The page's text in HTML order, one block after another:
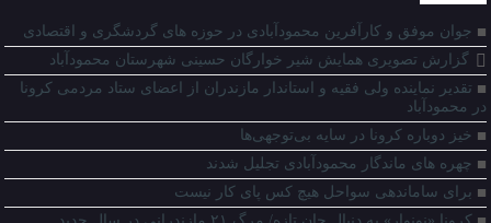
جوان موفق و کارآفرین محمودآبادی در حوزه های گردشگری و اقتصادی
گزارش تصویری همایش شیر خوارگان حسینی شهرستان محمودآباد
تقدیر نماینده ولی فقیه و استاندار مازندران از اعضای ستاد مردمی کرونا
در محمودآباد
خیز دوباره کرونا در سایه بی‌توجهی‌ها
چهره های ماندگار محمودآبادی تجلیل شدند
برای ساماندهی سواحل هیچ کس پای کار نیست